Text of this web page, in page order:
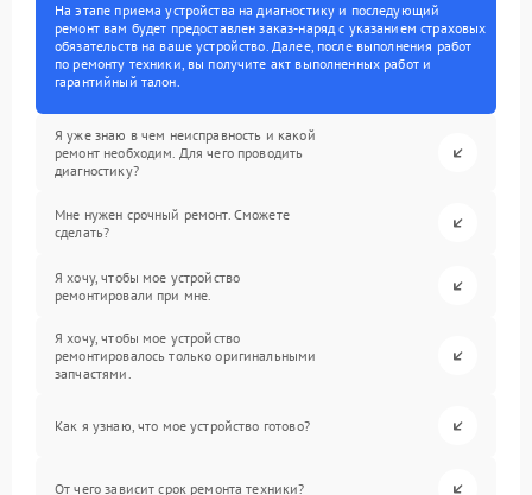
На этапе приема устройства на диагностику и последующий
ремонт вам будет предоставлен заказ-наряд с указанием страховых
обязательств на ваше устройство. Далее, после выполнения работ
по ремонту техники, вы получите акт выполненных работ и
гарантийный талон.
Я уже знаю в чем неисправность и какой
ремонт необходим. Для чего проводить
диагностику?
Мне нужен срочный ремонт. Сможете
сделать?
Я хочу, чтобы мое устройство
ремонтировали при мне.
Я хочу, чтобы мое устройство
ремонтировалось только оригинальными
запчастями.
Как я узнаю, что мое устройство готово?
От чего зависит срок ремонта техники?